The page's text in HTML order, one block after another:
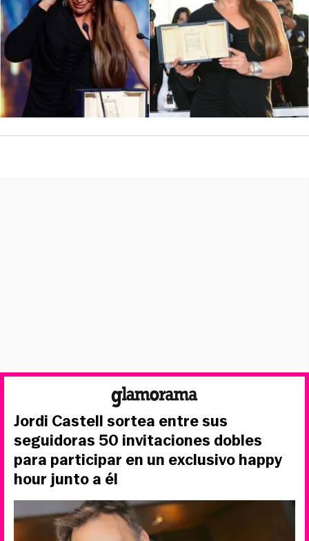
Jordi Castell sortea entre sus
seguidoras 50 invitaciones dobles
para participar en un exclusivo happy
hour junto a él